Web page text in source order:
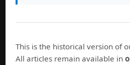
This is the historical version of
All articles remain available in